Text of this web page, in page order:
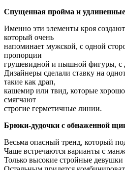
Спущенная пройма и
Именно эти элементы кроя
который очень
напоминает мужской, с одной
пропорции
грушевидной и пышной фигуры, с
Дизайнеры сделали ставку на
такие как драп,
кашемир или твид, которые
смягчают
строгие герметичные линии.
Брюки-дудочки с обнаженной
Весьма опасный тренд, который
Чаще встречаются варианты с
Только высокие стройные